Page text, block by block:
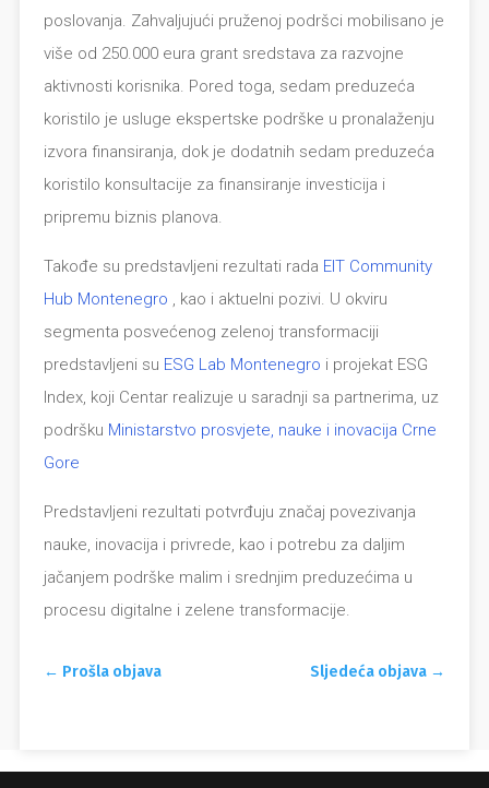
poslovanja. Zahvaljujući pruženoj podršci mobilisano je
više od 250.000 eura grant sredstava za razvojne
aktivnosti korisnika. Pored toga, sedam preduzeća
koristilo je usluge ekspertske podrške u pronalaženju
izvora finansiranja, dok je dodatnih sedam preduzeća
koristilo konsultacije za finansiranje investicija i
pripremu biznis planova.
Takođe su predstavljeni rezultati rada EIT Community
Hub Montenegro , kao i aktuelni pozivi. U okviru
segmenta posvećenog zelenoj transformaciji
predstavljeni su ESG Lab Montenegro i projekat ESG
Index, koji Centar realizuje u saradnji sa partnerima, uz
podršku Ministarstvo prosvjete, nauke i inovacija Crne
Gore
Predstavljeni rezultati potvrđuju značaj povezivanja
nauke, inovacija i privrede, kao i potrebu za daljim
jačanjem podrške malim i srednjim preduzećima u
procesu digitalne i zelene transformacije.
← Prošla objava Sljedeća objava→